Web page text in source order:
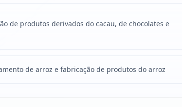
de produtos derivados do cacau, de chocolates e
de arroz e fabricação de produtos do arroz